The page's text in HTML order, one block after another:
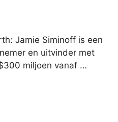
Jamie Siminoff is een
en uitvinder met
miljoen vanaf …